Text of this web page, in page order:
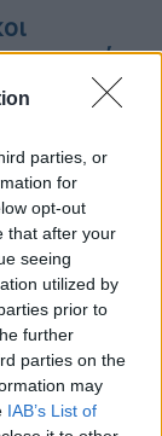
parties, or
for
opt-out
that after your
seeing
utilized by
prior to
further
parties on the
may
IAB’s List of
και
για τα
ώρες το
ασπίδα
οι
μήκος